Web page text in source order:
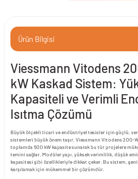
Ürün Bilgisi
Viessmann Vitodens
kW Kaskad Sistem:
Kapasiteli ve Verimli
Isıtma Çözümü
Büyük ölçekli ticari ve endüstriyel tesisler için güçlü,
sistemleri büyük önem taşır. Viessmann Vitodens 200-
toplamda 600 kW kapasite sunarak bu tür projelere
temini sağlar. Modüler yapı, yüksek verimlilik, düşük
kapasitesi gibi özellikleriyle dikkat çeker. Bu sistem,
karşılamak için mükemmel bir çözümdür.